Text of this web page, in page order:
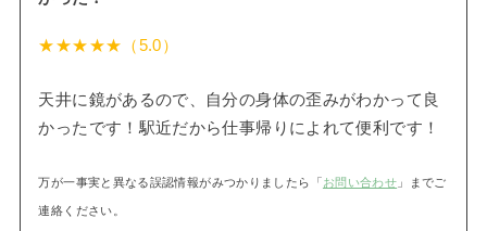
★★★★★（5.0）
天井に鏡があるので、自分の身体の歪みがわかって良
かったです！駅近だから仕事帰りによれて便利です！
万が一事実と異なる誤認情報がみつかりましたら「 お問い合わせ 」までご
連絡ください。